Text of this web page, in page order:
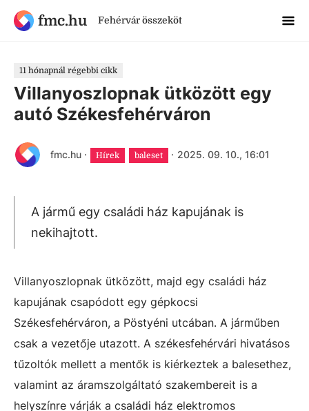
fmc.hu Fehérvár összeköt
11 hónapnál régebbi cikk
Villanyoszlopnak ütközött egy
autó Székesfehérváron
fmc.hu · Hírek baleset · 2025. 09. 10., 16:01
A jármű egy családi ház kapujának is
nekihajtott.
Villanyoszlopnak ütközött, majd egy családi ház
kapujának csapódott egy gépkocsi
Székesfehérváron, a Pöstyéni utcában. A járműben
csak a vezetője utazott. A székesfehérvári hivatásos
tűzoltók mellett a mentők is kiérkeztek a balesethez,
valamint az áramszolgáltató szakembereit is a
helyszínre várják a családi ház elektromos